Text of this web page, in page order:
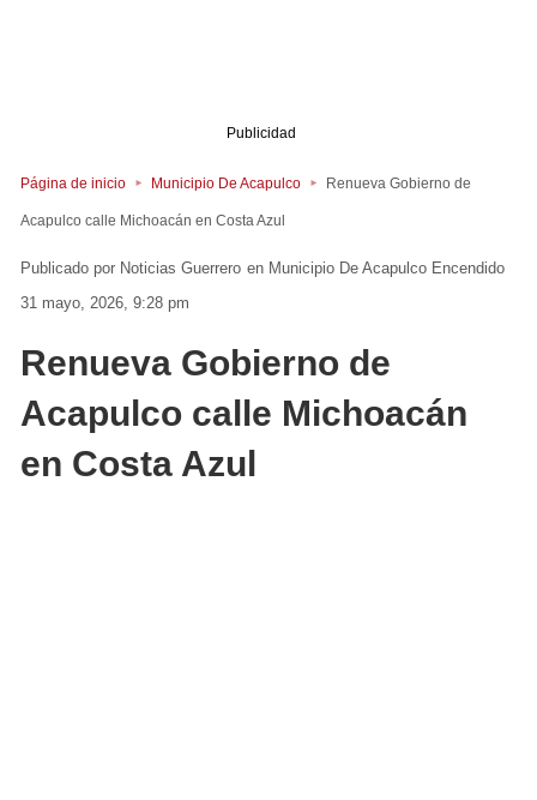
Publicidad
Página de inicio Municipio De Acapulco Renueva Gobierno de
Acapulco calle Michoacán en Costa Azul
Noticias Guerrero en Municipio De Acapulco Encendido
31 mayo, 2026, 9:28 pm
Renueva Gobierno de
Acapulco calle Michoacán
en Costa Azul